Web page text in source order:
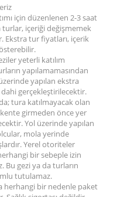
için düzenlenen 2-3 saat
turlar, içeriği değişmemek
Ekstra tur fiyatları, içerik
yeterli katılım
yapılamamasından
yapılan ekstra
dahi gerçekleştirilecektir.
tura katılmayacak olan
girmeden önce yer
Yol üzerinde yapılan
mola yerinde
Yerel otoriteler
bir sebeple izin
Bu gezi ya da turların
tutulamaz.
herhangi bir nedenle paket